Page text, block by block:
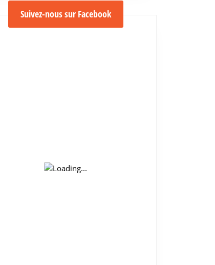
Suivez-nous sur Facebook